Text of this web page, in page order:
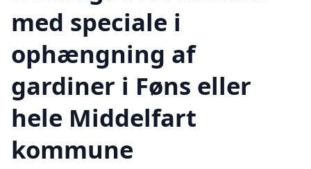
med speciale i
ophængning af
gardiner i Føns eller
hele Middelfart
kommune